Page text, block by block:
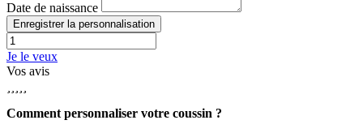
Date de naissance
Enregistrer la personnalisation
Je le veux
Vos avis
Comment personnaliser votre coussin ?